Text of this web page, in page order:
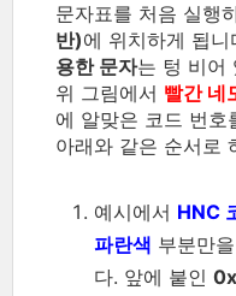
문자표를 처음 실행
반)에 위치하게 됩
용한 문자는 텅 비어
위 그림에서 빨간 네
에 알맞은 코드 번호
아래와 같은 순서로
예시에서 HNC
파란색 부분만
다. 앞에 붙인 0x